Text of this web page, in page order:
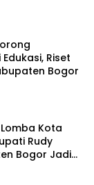
Riset
Bogor
Kota
Rudy
Bogor Jadi